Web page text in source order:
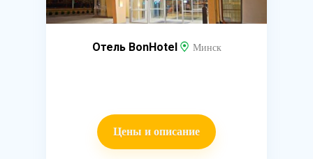
Отель BonHotel Минск
Цены и описание